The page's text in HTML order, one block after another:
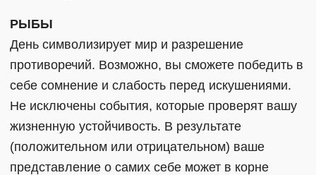
РЫБЫ
День символизирует мир и разрешение
противоречий. Возможно, вы сможете победить в
себе сомнение и слабость перед искушениями.
Не исключены события, которые проверят вашу
жизненную устойчивость. В результате
(положительном или отрицательном) ваше
представление о самих себе может в корне